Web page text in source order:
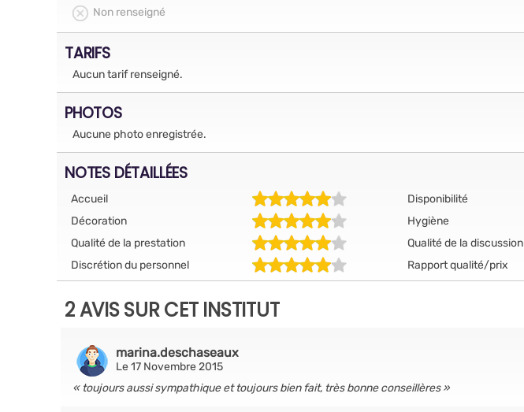
Non renseigné
TARIFS
Aucun tarif renseigné.
PHOTOS
Aucune photo enregistrée.
NOTES DÉTAILLÉES
Accueil
Disponibilité
Décoration
Hygiène
Qualité de la prestation
Qualité de la discussion
Discrétion du personnel
Rapport qualité/prix
2 AVIS SUR CET INSTITUT
marina.deschaseaux
Le 17 Novembre 2015
toujours aussi sympathique et toujours bien fait, très bonne conseillères